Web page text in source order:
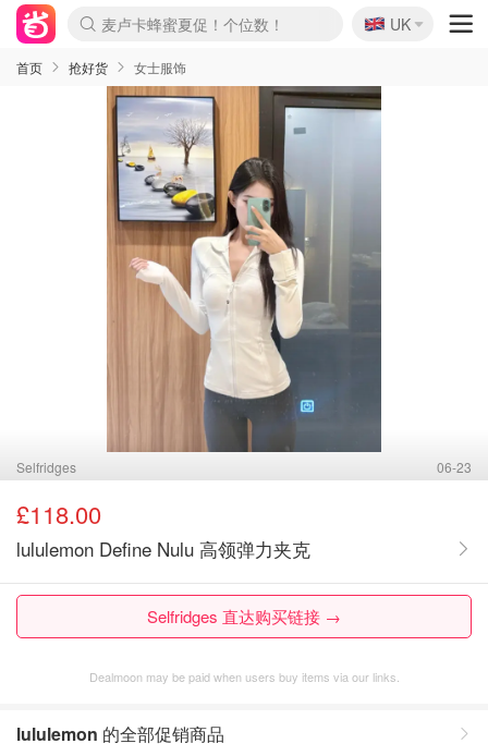
麦卢卡蜂蜜夏促！个位数！
Prada/Miu 4.8折！
啥？必胜客披萨5折！
🇬🇧
UK
首页 抢好货 女士服饰
Selfridges 06-23
£118.00
lululemon Define Nulu 高领弹力夹克
Selfridges 直达购买链接 →
Dealmoon may be paid when users buy items via our links.
lululemon 的全部促销商品